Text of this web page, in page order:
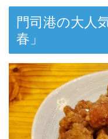
門司港の大人
春」